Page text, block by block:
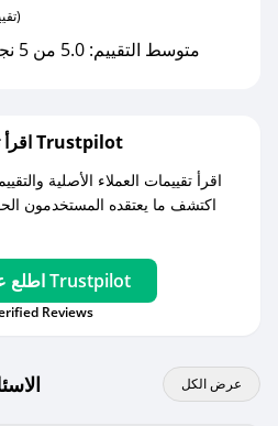
(0 تقييمات)
متوسط التقييم: 5.0 من 5 نجوم بواسطة 0 مستخدمين
اقرأ تقييمات واراء العملاء على Trustpilot
اقرأ تقييمات العملاء الأصلية
اكتشف ما يعتقده المستخدمون
اطلع على آراء عملائنا على Trustpilot
Reviews
عرض الكل